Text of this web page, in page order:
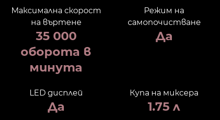
Максимална скорост
на въртене
35 000
оборота в
минута
Режим на
самопочистване
Да
LED дисплей
Да
Купа на миксера
1.75 л